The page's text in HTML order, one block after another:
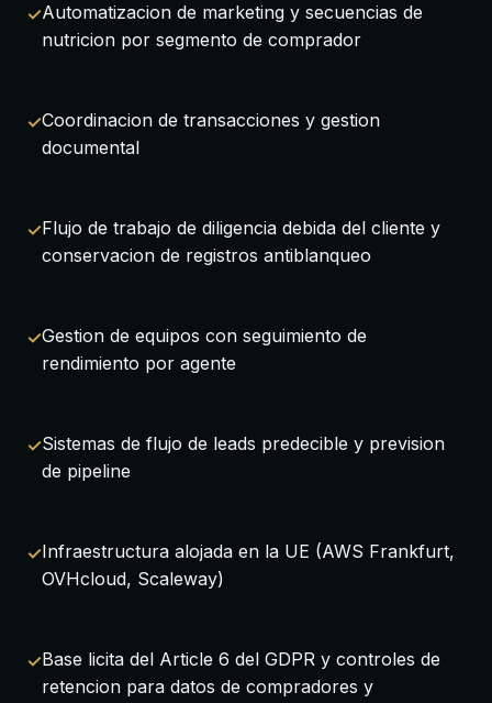
Automatizacion de marketing y secuencias de
nutricion por segmento de comprador
Coordinacion de transacciones y gestion
documental
Flujo de trabajo de diligencia debida del cliente y
conservacion de registros antiblanqueo
Gestion de equipos con seguimiento de
rendimiento por agente
Sistemas de flujo de leads predecible y prevision
de pipeline
Infraestructura alojada en la UE (AWS Frankfurt,
OVHcloud, Scaleway)
Base licita del Article 6 del GDPR y controles de
retencion para datos de compradores y